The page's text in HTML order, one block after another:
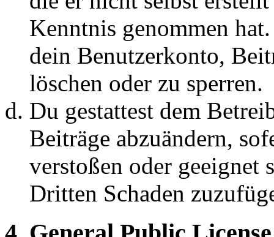
Kenntnis genommen
dein Benutzerkonto,
löschen oder zu sperren.
Du gestattest dem
Beiträge abzuändern,
verstoßen oder geeignet
Dritten Schaden